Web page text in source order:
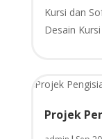
Kursi dan
Desain Kursi
Projek